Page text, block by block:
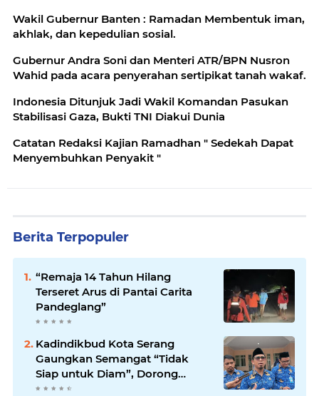
Wakil Gubernur Banten : Ramadan Membentuk iman,
akhlak, dan kepedulian sosial.
Gubernur Andra Soni dan Menteri ATR/BPN Nusron
Wahid pada acara penyerahan sertipikat tanah wakaf.
Indonesia Ditunjuk Jadi Wakil Komandan Pasukan
Stabilisasi Gaza, Bukti TNI Diakui Dunia
Catatan Redaksi Kajian Ramadhan " Sedekah Dapat
Menyembuhkan Penyakit "
Berita Terpopuler
“Remaja 14 Tahun Hilang
Terseret Arus di Pantai Carita
Pandeglang”
Kadindikbud Kota Serang
Gaungkan Semangat “Tidak
Siap untuk Diam”, Dorong
Layanan Lebih Responsif